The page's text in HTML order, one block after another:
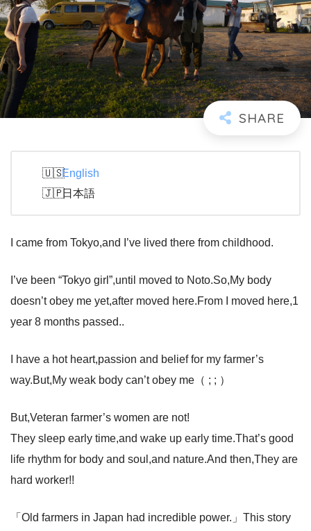
English
日本語
I came from Tokyo,and I’ve lived there from childhood.
I’ve been “Tokyo girl”,until moved to Noto.So,My body
doesn’t obey me yet,after moved here.From I moved here,1
year 8 months passed..
I have a hot heart,passion and belief for my farmer’s
way.But,My weak body can’t obey me（ ; ; ）
But,Veteran farmer’s women are not!
They sleep early time,and wake up early time.That’s good
life rhythm for body and soul,and nature.And then,They are
hard worker!!
「Old farmers in Japan had incredible power.」This story